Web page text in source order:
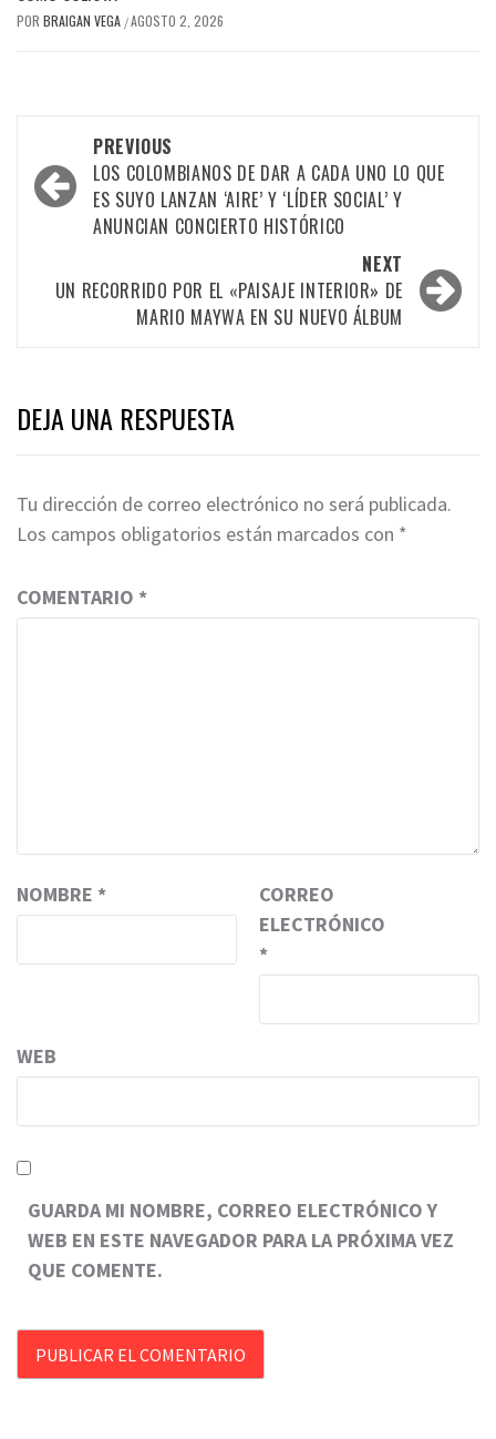
POR BRAIGAN VEGA /AGOSTO 2, 2026
navigation
PREVIOUS
LOS COLOMBIANOS DE DAR A CADA UNO LO QUE
ES SUYO LANZAN ‘AIRE’ Y ‘LÍDER SOCIAL’ Y
ANUNCIAN CONCIERTO HISTÓRICO
NEXT
UN RECORRIDO POR EL «PAISAJE INTERIOR» DE
MARIO MAYWA EN SU NUEVO ÁLBUM
DEJA UNA RESPUESTA
Tu dirección de correo electrónico no será publicada.
Los campos obligatorios están marcados con *
COMENTARIO *
NOMBRE *
CORREO
ELECTRÓNICO
*
WEB
GUARDA MI NOMBRE, CORREO ELECTRÓNICO Y
WEB EN ESTE NAVEGADOR PARA LA PRÓXIMA VEZ
QUE COMENTE.